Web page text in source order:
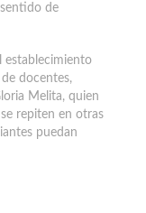
de
establecimiento
docentes,
Melita, quien
repiten en otras
puedan